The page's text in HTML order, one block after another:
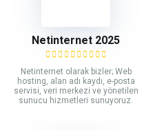
Netinternet 2025
Netinternet olarak bizler; Web
hosting, alan adı kaydı, e-posta
servisi, veri merkezi ve yönetilen
sunucu hizmetleri sunuyoruz.